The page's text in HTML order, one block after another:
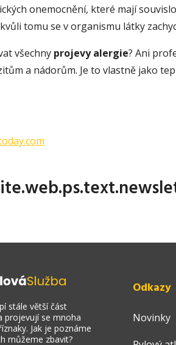
onemocnění, které mají
tomu se v organismu látky
všechny projevy alergie? Ani
a nádorům. Je to vlastně jako
stále větší část
projevují se mnoha
Jak je poznáme
můžeme zbavit?
Odkazy
Novinky